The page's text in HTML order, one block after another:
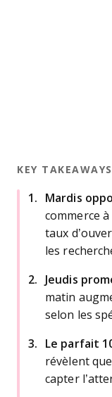
KEY TAKEAWAYS
Mardis
commerce
taux
les
Jeudis
matin
selon les
Le parfait
révèlent
capter